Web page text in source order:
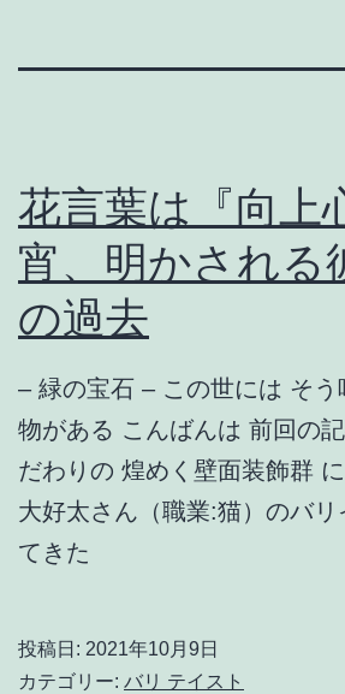
花言葉は『向上
宵、明かされる
の過去
– 緑の宝石 – この世には そう
物がある こんばんは 前回の
だわりの 煌めく壁面装飾群
大好太さん（職業:猫）のバ
てきた
投稿日: 2021年10月9日
カテゴリー: バリ テイスト